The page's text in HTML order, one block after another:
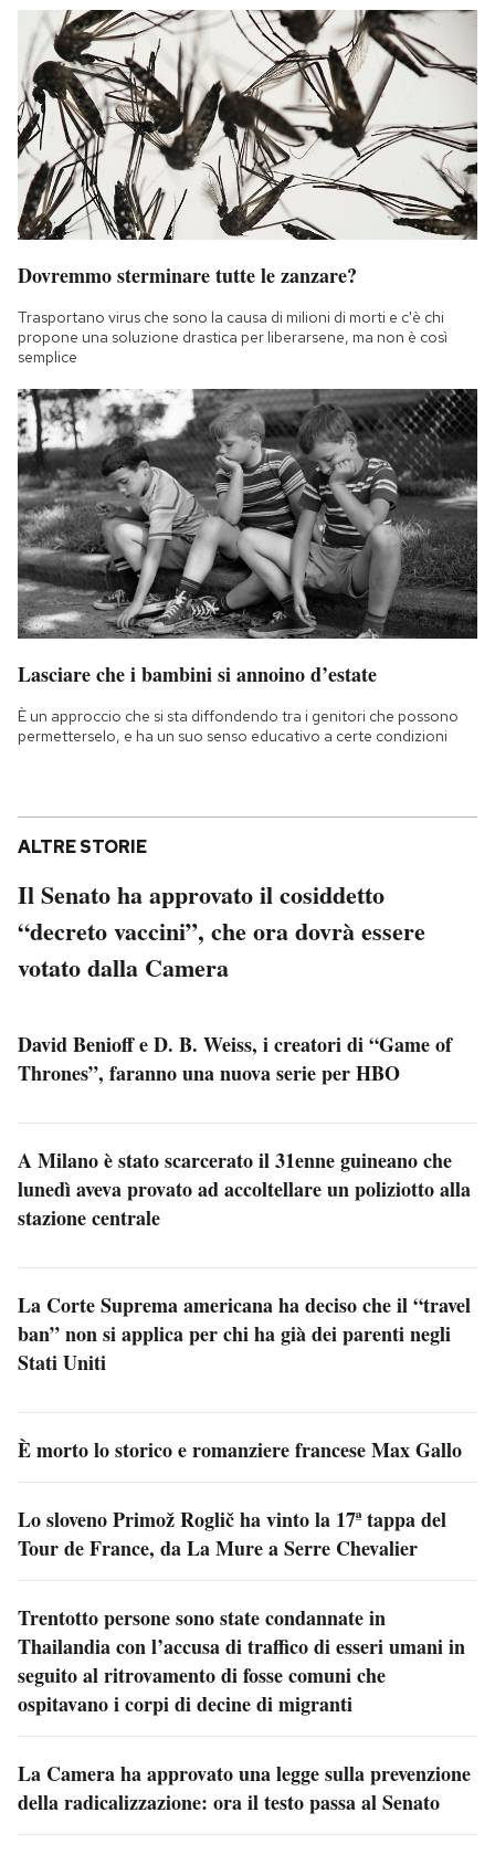
Dovremmo sterminare tutte le zanzare?
Trasportano virus che sono la causa di milioni di morti e c'è chi
propone una soluzione drastica per liberarsene, ma non è così
semplice
Lasciare che i bambini si annoino d’estate
È un approccio che si sta diffondendo tra i genitori che possono
permetterselo, e ha un suo senso educativo a certe condizioni
ALTRE STORIE
Il Senato ha approvato il cosiddetto
“decreto vaccini”, che ora dovrà essere
votato dalla Camera
David Benioff e D. B. Weiss, i creatori di “Game of
Thrones”, faranno una nuova serie per HBO
A Milano è stato scarcerato il 31enne guineano che
lunedì aveva provato ad accoltellare un poliziotto alla
stazione centrale
La Corte Suprema americana ha deciso che il “travel
ban” non si applica per chi ha già dei parenti negli
Stati Uniti
È morto lo storico e romanziere francese Max Gallo
Lo sloveno Primož Roglič ha vinto la 17ª tappa del
Tour de France, da La Mure a Serre Chevalier
Trentotto persone sono state condannate in
Thailandia con l’accusa di traffico di esseri umani in
seguito al ritrovamento di fosse comuni che
ospitavano i corpi di decine di migranti
La Camera ha approvato una legge sulla prevenzione
della radicalizzazione: ora il testo passa al Senato